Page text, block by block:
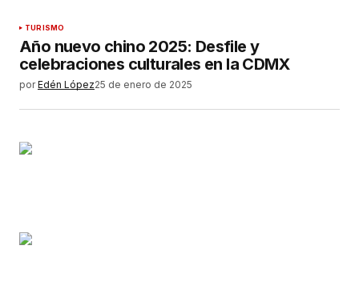
TURISMO
Año nuevo chino 2025: Desfile y
celebraciones culturales en la CDMX
por Edén López25 de enero de 2025